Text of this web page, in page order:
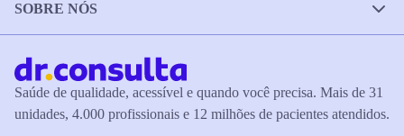
SOBRE NÓS
Saúde de qualidade, acessível e quando você precisa. Mais de 31
unidades, 4.000 profissionais e 12 milhões de pacientes atendidos.